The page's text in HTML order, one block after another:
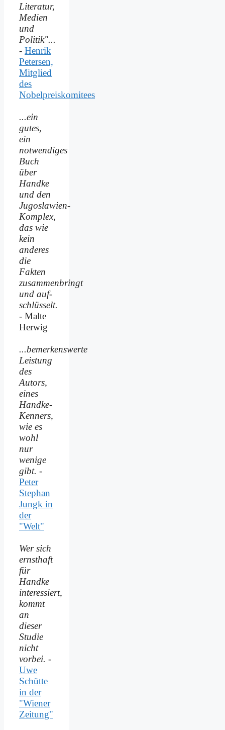
Literatur,
Medien
und
Politik"...
- Henrik
Petersen,
Mitglied
des
Nobelpreiskomitees
...ein
gutes,
ein
notwendiges
Buch
über
Handke
und den
Jugoslawien-
Komplex,
das wie
kein
anderes
die
Fakten
zusammenbringt
und auf­
schlüsselt.
- Malte
Herwig
...bemerkenswerte
Leistung
des
Autors,
eines
Handke-
Kenners,
wie es
wohl
nur
wenige
gibt. -
Peter
Stephan
Jungk in
der
"Welt"
Wer sich
ernsthaft
für
Handke
interessiert,
kommt
an
dieser
Studie
nicht
vorbei. -
Uwe
Schütte
in der
"Wiener
Zeitung"